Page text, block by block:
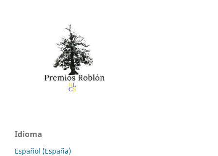
Idioma
Español (España)